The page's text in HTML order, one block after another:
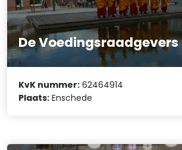
De Voedingsraadgevers
KvK nummer: 62464914
Plaats: Enschede